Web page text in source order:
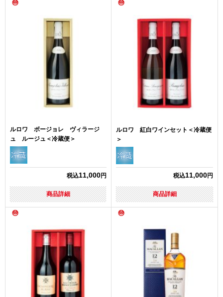
ルロワ ボージョレ ヴィラージ
ュ ルージュ＜冷蔵便＞
税込11,000円
商品詳細
ルロワ 紅白ワインセット＜冷蔵便
＞
税込11,000円
商品詳細